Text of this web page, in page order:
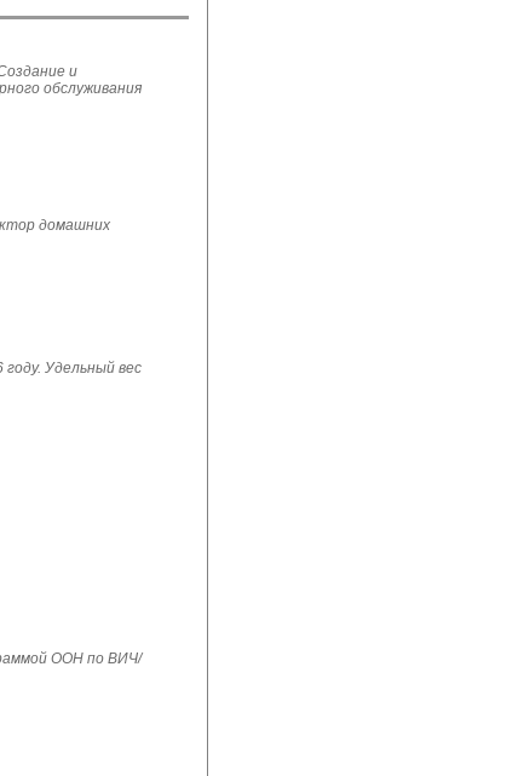
и
обслуживания
домашних
Удельный вес
ООН по ВИЧ/